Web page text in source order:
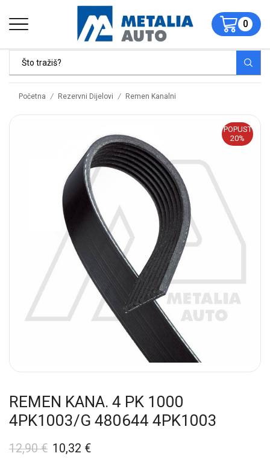
0
Početna / Rezervni Dijelovi / Remen Kanalni
POPUST
20%
REMEN KANA. 4 PK 1000
4PK1003/G 480644 4PK1003
12,90€ 10,32 €